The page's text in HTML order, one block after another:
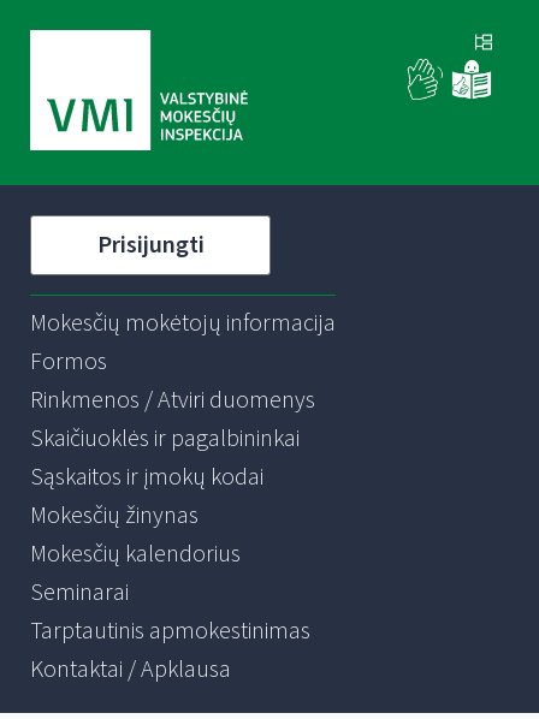
Prisijungti
Mokesčių mokėtojų informacija
Formos
Rinkmenos / Atviri duomenys
Skaičiuoklės ir pagalbininkai
Sąskaitos ir įmokų kodai
Mokesčių žinynas
Mokesčių kalendorius
Seminarai
Tarptautinis apmokestinimas
Kontaktai / Apklausa